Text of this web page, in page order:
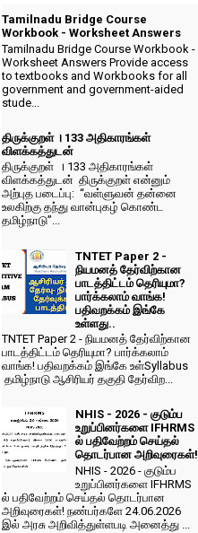
Tamilnadu Bridge Course
Workbook - Worksheet Answers
Tamilnadu Bridge Course Workbook -
Worksheet Answers Provide access
to textbooks and Workbooks for all
government and government-aided
stude...
திருக்குறள் । 133 அதிகாரங்கள்
விளக்கத்துடன்
திருக்குறள் । 133 அதிகாரங்கள்
விளக்கத்துடன் திருக்குறள் என்னும்
அற்புத படைப்பு: “வள்ளுவன் தன்னை
உலகிற்கு தந்து வான்புகழ் கொண்ட
தமிழ்நாடு”...
TNTET Paper 2 -
நியமனத் தேர்விற்கான
பாடத்திட்டம் தெரியுமா?
பார்க்கலாம் வாங்க!
பதிவறக்கம் இங்கே
உள்ளது..
TNTET Paper 2 - நியமனத் தேர்விற்கான
பாடத்திட்டம் தெரியுமா? பார்க்கலாம்
வாங்க! பதிவறக்கம் இங்கே உள்Syllabus
தமிழ்நாடு ஆசிரியர் தகுதி தேர்விற...
NHIS - 2026 - குடும்ப
உறுப்பினர்களை IFHRMS
ல் பதிவேற்றம் செய்தல்
தொடர்பான அறிவுரைகள்!
NHIS - 2026 - குடும்ப
உறுப்பினர்களை IFHRMS
ல் பதிவேற்றம் செய்தல் தொடர்பான
அறிவுரைகள்! நண்பர்களே 24.06.2026
இல் அரசு அறிவித்துள்ளபடி அனைத்து ...